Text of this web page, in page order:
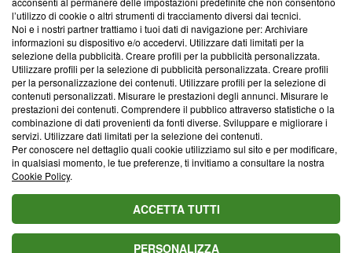
Team editoriale
Corporate
Redazione
Informativa Privacy
Cookie Policy
Blasting SA, IDI CHE-247.845.224, Via Carlo Frasca, 3 - 6900
Lugano (Svizzera) Tel:+39 0690258937
© 2026 Blasting News
l’utilizzo di cookie o altri strumenti di tracciamento diversi dai tecnici.
Noi e i nostri partner trattiamo i tuoi dati di navigazione per: Archiviare
informazioni su dispositivo e/o accedervi. Utilizzare dati limitati per la
selezione della pubblicità. Creare profili per la pubblicità personalizzata.
Utilizzare profili per la selezione di pubblicità personalizzata. Creare profili
per la personalizzazione dei contenuti. Utilizzare profili per la selezione di
contenuti personalizzati. Misurare le prestazioni degli annunci. Misurare le
prestazioni dei contenuti. Comprendere il pubblico attraverso statistiche o la
combinazione di dati provenienti da fonti diverse. Sviluppare e migliorare i
servizi. Utilizzare dati limitati per la selezione dei contenuti.
Per conoscere nel dettaglio quali cookie utilizziamo sul sito e per modificare,
in qualsiasi momento, le tue preferenze, ti invitiamo a consultare la nostra
Cookie Policy.
ACCETTA TUTTI
PERSONALIZZA